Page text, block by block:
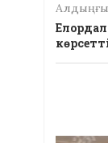
Алдыңғы